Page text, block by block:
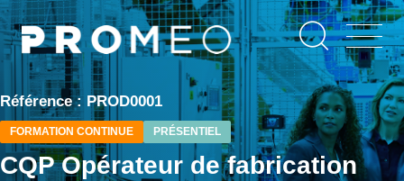
Aller
au
contenu
principal
Référence : PROD0001
FORMATION CONTINUE PRÉSENTIEL
CQP Opérateur de fabrication
Panneau de gestion des cookies